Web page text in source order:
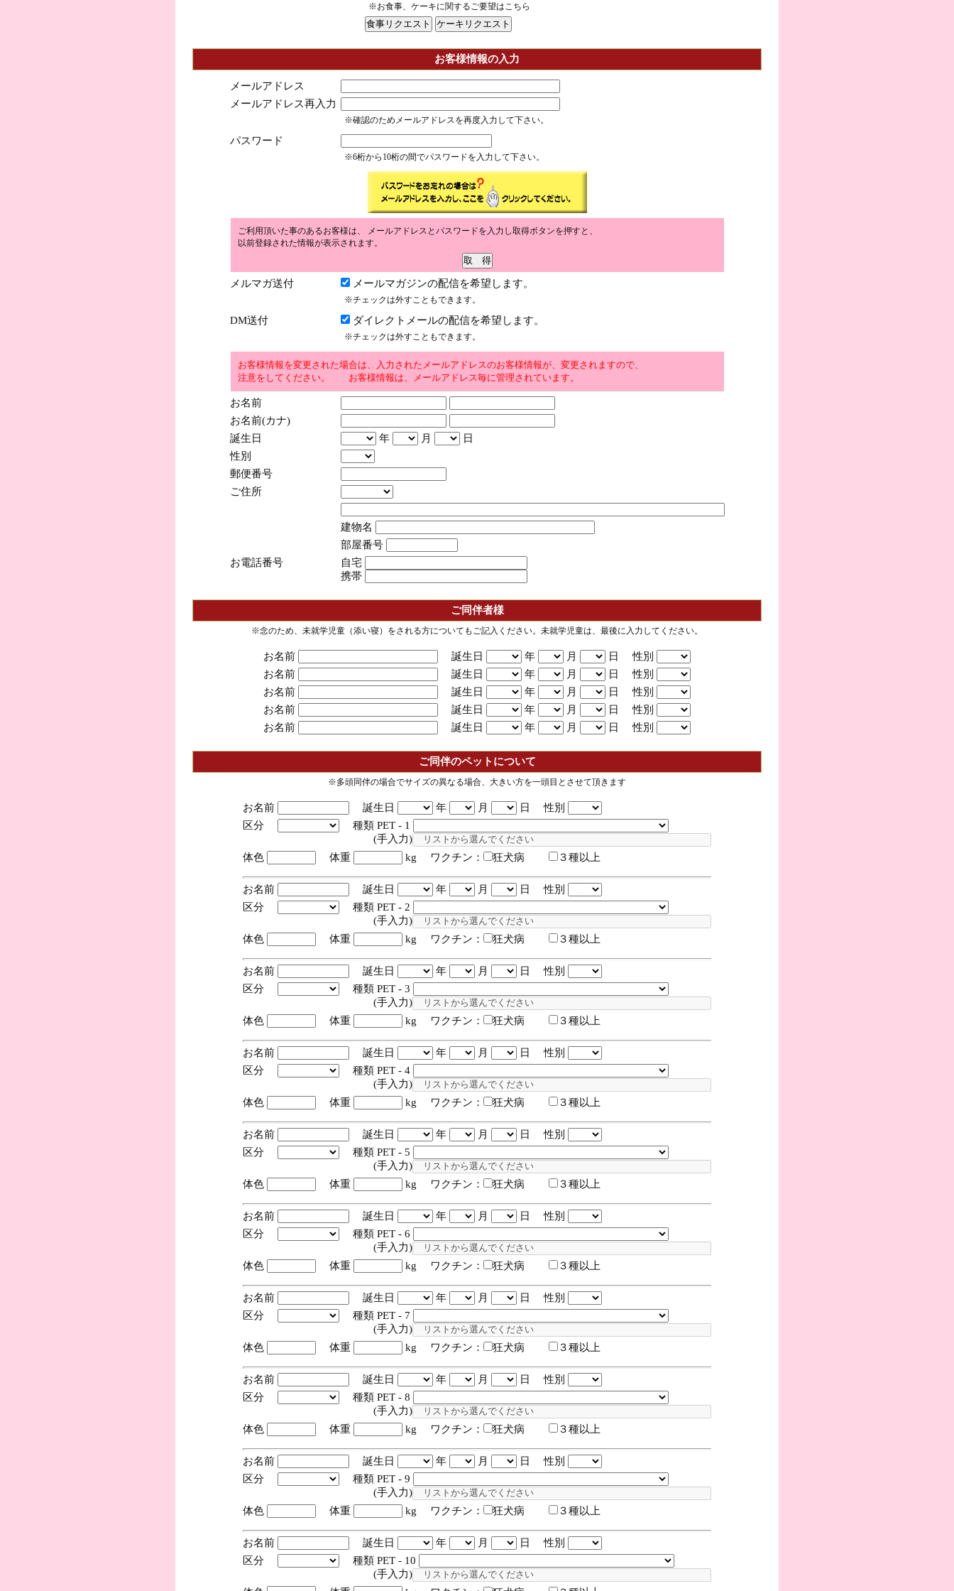
※お食事、ケーキに関するご要望はこちら
お客様情報の入力
メールアドレス
メールアドレス再入力
※確認のためメールアドレスを再度入力して下さい。
パスワード
※6桁から10桁の間でパスワードを入力して下さい。
ご利用頂いた事のあるお客様は、 メールアドレスとパスワードを入力し取得ボタンを押すと、
以前登録された情報が表示されます。
メルマガ送付 メールマガジンの配信を希望します。
※チェックは外すこともできます。
DM送付 ダイレクトメールの配信を希望します。
※チェックは外すこともできます。
お客様情報を変更された場合は、入力されたメールアドレスのお客様情報が、変更されますので、
注意をしてください。 お客様情報は、メールアドレス毎に管理されています。
お名前
お名前(カナ)
誕生日
年 月
日
性別
郵便番号
ご住所
建物名
部屋番号
お電話番号
自宅
携帯
ご同伴者様
※念のため、未就学児童（添い寝）をされる方についてもご記入ください。未就学児童は、最後に入力してください。
お名前 誕生日 年 月
日 性別
お名前
誕生日 年 月
日 性別
お名前
誕生日 年 月
日 性別
お名前
誕生日 年 月
日 性別
お名前
誕生日 年 月 日 性別
ご同伴のペットについて
※多頭同伴の場合でサイズの異なる場合、大きい方を一頭目とさせて頂きます
お名前 誕生日 年 月
日 性別
区分
種類 PET - 1
(手入力)
体色
体重 kg ワクチン： 狂犬病 ３種以上
お名前 誕生日 年 月
日 性別
区分
種類 PET - 2
(手入力)
体色
体重 kg ワクチン： 狂犬病 ３種以上
お名前 誕生日 年 月
日 性別
区分
種類 PET - 3
(手入力)
体色
体重 kg ワクチン： 狂犬病 ３種以上
お名前 誕生日 年 月
日 性別
区分
種類 PET - 4
(手入力)
体色
体重 kg ワクチン： 狂犬病 ３種以上
お名前 誕生日 年 月
日 性別
区分
種類 PET - 5
(手入力)
体色
体重 kg ワクチン： 狂犬病 ３種以上
お名前 誕生日 年 月
日 性別
区分
種類 PET - 6
(手入力)
体色
体重 kg ワクチン： 狂犬病 ３種以上
お名前 誕生日 年 月
日 性別
区分
種類 PET - 7
(手入力)
体色
体重 kg ワクチン： 狂犬病 ３種以上
お名前 誕生日 年 月
日 性別
区分
種類 PET - 8
(手入力)
体色
体重 kg ワクチン： 狂犬病 ３種以上
お名前 誕生日 年 月
日 性別
区分
種類 PET - 9
(手入力)
体色
体重 kg ワクチン： 狂犬病 ３種以上
お名前 誕生日 年 月
日 性別
区分
種類 PET - 10
(手入力)